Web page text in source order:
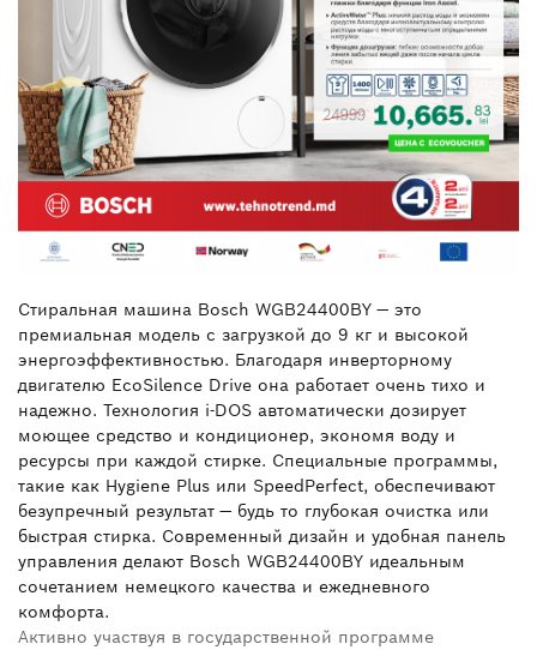
Стиральная машина Bosch WGB24400BY — это
премиальная модель с загрузкой до 9 кг и высокой
энергоэффективностью. Благодаря инверторному
двигателю EcoSilence Drive она работает очень тихо и
надежно. Технология i-DOS автоматически дозирует
моющее средство и кондиционер, экономя воду и
ресурсы при каждой стирке. Специальные программы,
такие как Hygiene Plus или SpeedPerfect, обеспечивают
безупречный результат — будь то глубокая очистка или
быстрая стирка. Современный дизайн и удобная панель
управления делают Bosch WGB24400BY идеальным
сочетанием немецкого качества и ежедневного
комфорта.
Активно участвуя в государственной программе